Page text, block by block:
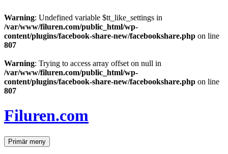
Warning: Undefined variable $tt_like_settings in
/var/www/filuren.com/public_html/wp-
content/plugins/facebook-share-new/facebookshare.php on line
807
Warning: Trying to access array offset on null in
/var/www/filuren.com/public_html/wp-
content/plugins/facebook-share-new/facebookshare.php on line
807
till
innehåll
Filuren.com
SökPrimär meny